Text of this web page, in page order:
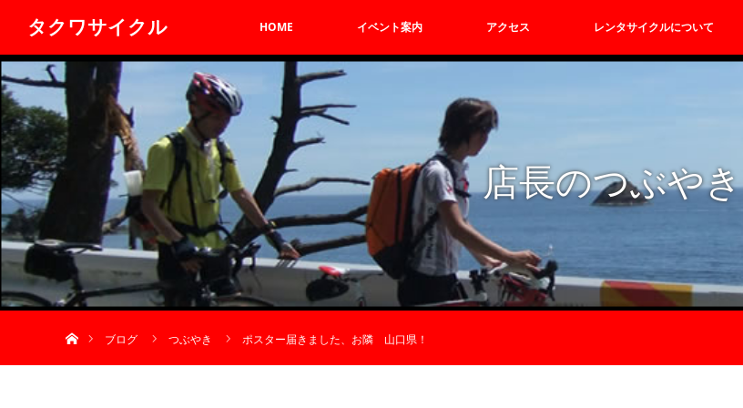
タクワサイクル HOME イベント案内 アクセス レンタサイクルについて
店長のつぶやき
ブログ
つぶやき ポスター届きました、お隣 山口県！